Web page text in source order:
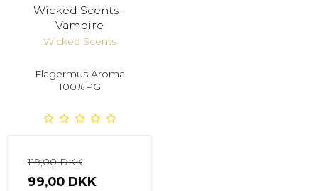
Wicked Scents -
Vampire
Wicked Scents
Flagermus Aroma
100%PG
119,00 DKK
99,00 DKK